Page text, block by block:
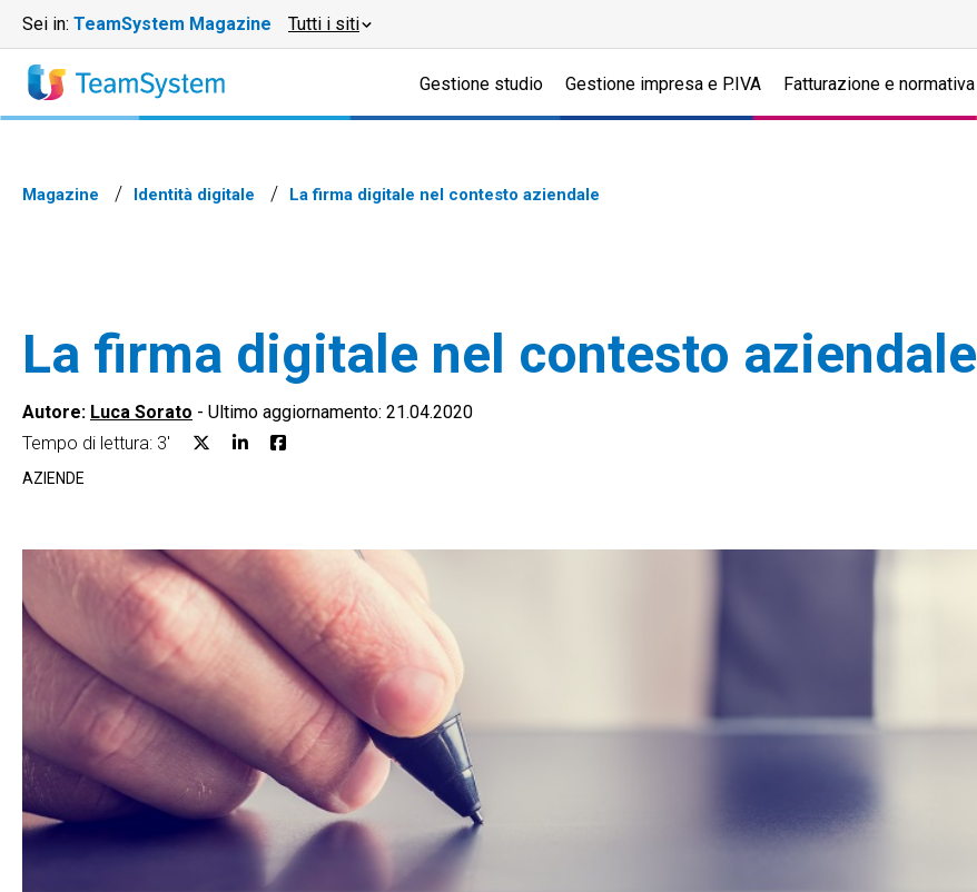
Sei in: TeamSystem Magazine Tutti i siti
Gestione studio Gestione impresa e P.IVA Fatturazione e normativa
Magazine Identità digitale La firma digitale nel contesto aziendale
La firma digitale nel contesto aziendale
Autore: Luca Sorato - Ultimo aggiornamento: 21.04.2020
Tempo di lettura: 3'
AZIENDE